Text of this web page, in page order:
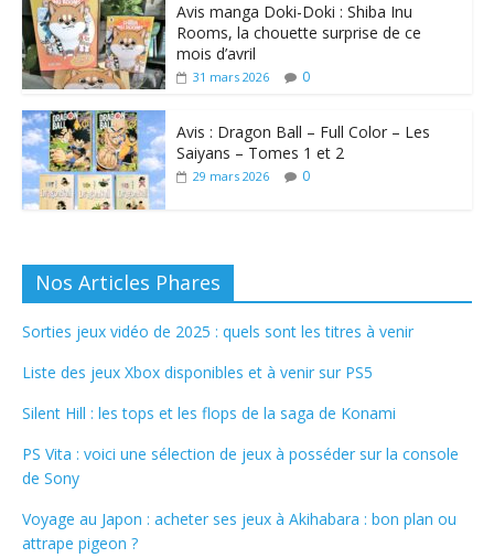
Avis manga Doki-Doki : Shiba Inu
Rooms, la chouette surprise de ce
mois d’avril
31 mars 2026 0
Avis : Dragon Ball – Full Color – Les
Saiyans – Tomes 1 et 2
29 mars 2026 0
Nos Articles Phares
Sorties jeux vidéo de 2025 : quels sont les titres à venir
Liste des jeux Xbox disponibles et à venir sur PS5
Silent Hill : les tops et les flops de la saga de Konami
PS Vita : voici une sélection de jeux à posséder sur la console
de Sony
Voyage au Japon : acheter ses jeux à Akihabara : bon plan ou
attrape pigeon ?